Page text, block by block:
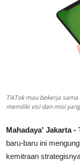
TikTok mau bekerja
memiliki visi dan misi
Mahadaya' Jakarta -
baru-baru ini
kemitraan